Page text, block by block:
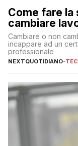
Come fare la
cambiare
Cambiare o non
incappare ad un
professionale
NEXTQUOTIDIANO-